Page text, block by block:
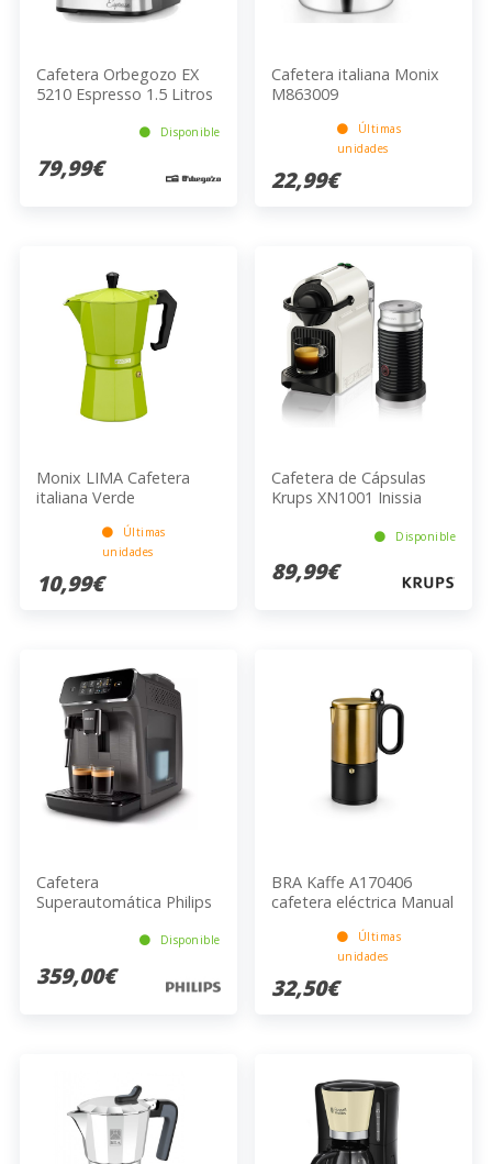
Cafetera Orbegozo EX
5210 Espresso 1.5 Litros
Disponible
79,99€
Cafetera italiana Monix
M863009
Últimas
unidades
22,99€
Monix LIMA Cafetera
italiana Verde
Últimas
unidades
10,99€
Cafetera de Cápsulas
Krups XN1001 Inissia
Disponible
89,99€
Cafetera
Superautomática Philips
Negro 15bar 1500WDisponible
359,00€
BRA Kaffe A170406
cafetera eléctrica Manual
Últimas
unidades
32,50€